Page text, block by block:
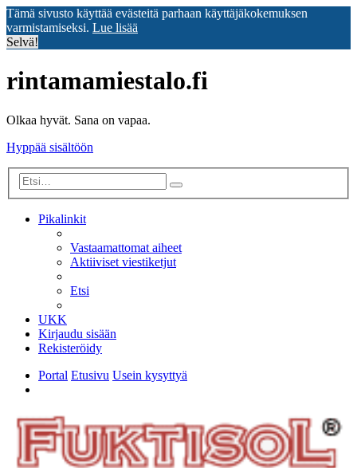
Tämä sivusto käyttää evästeitä parhaan käyttäjäkokemuksen
varmistamiseksi. Lue lisää
Selvä!
rintamamiestalo.fi
Olkaa hyvät. Sana on vapaa.
Hyppää sisältöön
Etsi
Pikalinkit
Vastaamattomat aiheet
Aktiiviset viestiketjut
Etsi
UKK
Kirjaudu sisään
Rekisteröidy
Portal Etusivu Usein kysyttyä